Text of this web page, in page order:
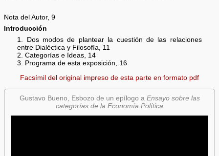
Nota del Autor, 9
Introducción
1. Dos modos de plantear la cuestión de las relaciones
entre Dialéctica y Filosofía, 11
2. Categorías e Ideas, 14
3. Programa de esta exposición, 16
Facsímil del original impreso de esta parte en formato pdf
Gustavo Bueno, Esbozo de un epílogo a Ensayo sobre las
categorías de la Economía Política